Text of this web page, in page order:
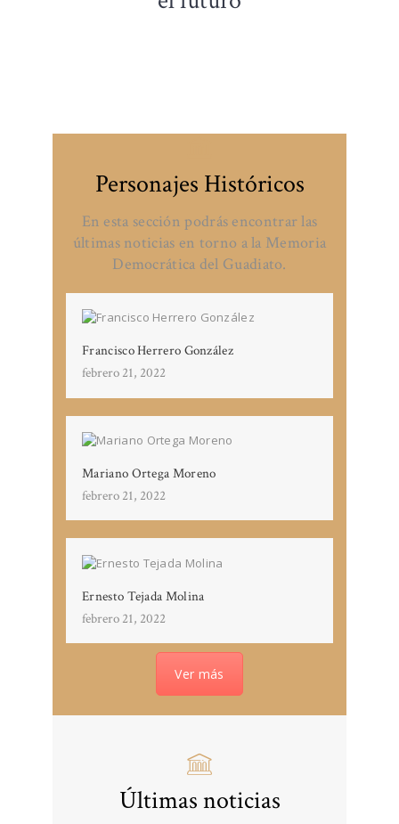
Personajes Históricos
En esta sección podrás encontrar las
últimas noticias en torno a la Memoria
Democrática del Guadiato.
Francisco Herrero González
febrero 21, 2022
Mariano Ortega Moreno
febrero 21, 2022
Ernesto Tejada Molina
febrero 21, 2022
Ver más
Últimas noticias